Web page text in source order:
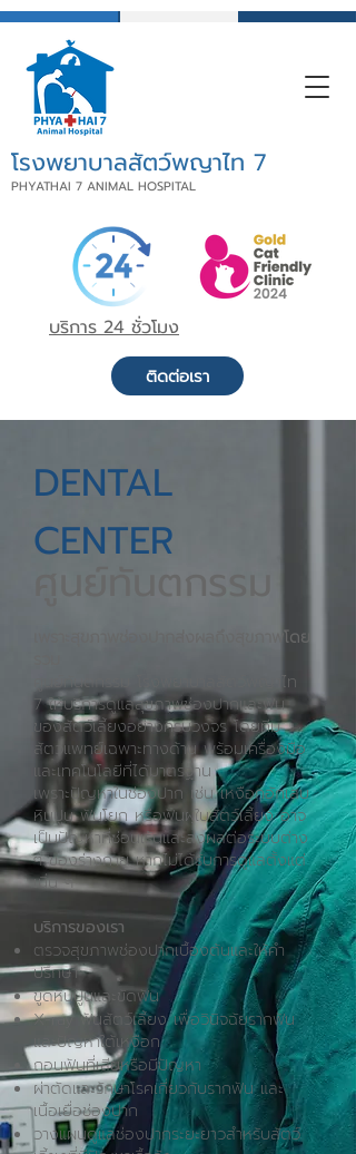
โรงพยาบาลสัตว์พญาไท 7
PHYATHAI 7 ANIMAL HOSPITAL
บริการ 24 ชั่วโมง
ติดต่อเรา
DENTAL
CENTER
ศูนย์ทันตกรรม
เพราะสุขภาพช่องปากส่งผลถึงสุขภาพโดย
ศูนย์ทันตกรรม โรงพยาบาลสัตว์พญาไท
7 ให้บริการดูแลสุขภาพช่องปากและฟัน
ของสัตว์เลี้ยงอย่างครบวงจร โดยทีม
สัตวแพทย์เฉพาะทางด้าน พร้อมเครื่องมือ
และเทคโนโลยีที่ได้มาตรฐาน
เพราะปัญหาในช่องปาก เช่น เหงือกอักเสบ
หินปูน ฟันโยก หรือฟันผุในสัตว์เลี้ยง อาจ
เป็นปัญหาที่ซ่อนเร้นและส่งผลต่อระบบต่าง
ๆ ของร่างกาย หากไม่ได้รับการดูแลตั้งแต่
เนิ่น ๆ
บริการของเรา
ตรวจสุขภาพช่องปากเบื้องต้นและให้คำ
ปรึกษา
ขูดหินปูนและขัดฟัน
X-ray ฟันสัตว์เลี้ยง เพื่อวินิจฉัยรากฟัน
และปัญหาใต้เหงือก
ถอนฟันที่เสียหรือมีปัญหา
ผ่าตัดและรักษาโรคเกี่ยวกับรากฟัน และ
เนื้อเยื่อช่องปาก
วางแผนดูแลช่องปากระยะยาวสำหรับสัตว์